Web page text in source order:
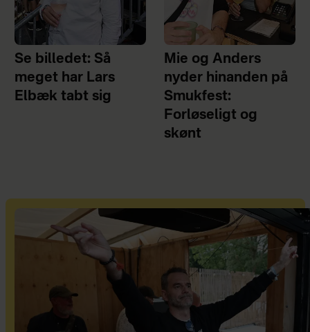
Se billedet: Så
meget har Lars
Elbæk tabt sig
Mie og Anders
nyder hinanden på
Smukfest:
Forløseligt og
skønt